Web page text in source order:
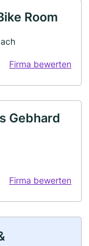
Room
Firma bewerten
Gebhard
Firma bewerten